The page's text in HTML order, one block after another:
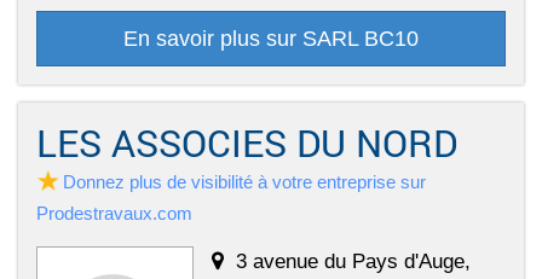
En savoir plus sur SARL BC10
LES ASSOCIES DU NORD
Donnez plus de visibilité à votre entreprise sur
Prodestravaux.com
3 avenue du Pays d'Auge,